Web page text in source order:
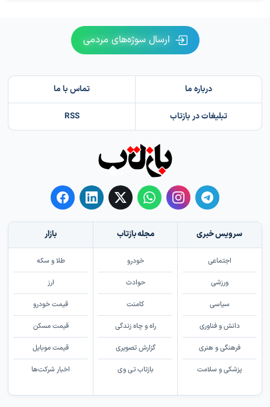
ارسال سوژه‌های مردمی
درباره ما تماس با ما
تبلیغات در بازتاب RSS
سرویس خبری
اجتماعی
ورزشی
سیاسی
دانش و فناوری
فرهنگی و هنری
پزشکی و سلامت
مجله بازتاب
خودرو
حوادث
کامنت
راه و چاه زندگی
گزارش تصویری
بازتاب تی وی
بازار
طلا و سکه
ارز
قیمت خودرو
قیمت مسکن
قیمت موبایل
اخبار شرکت‌ها